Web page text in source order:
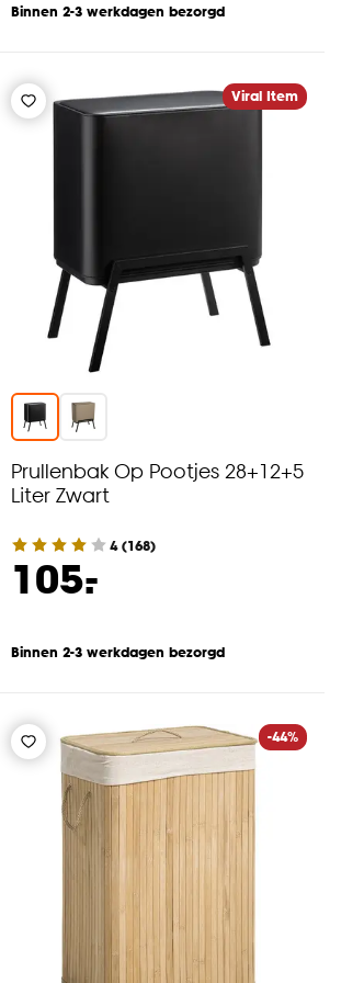
Binnen 2-3 werkdagen bezorgd
Viral Item
Prullenbak Op Pootjes 28+12+5
Liter Zwart
4(168)
105.
-
Binnen 2-3 werkdagen bezorgd
-44%